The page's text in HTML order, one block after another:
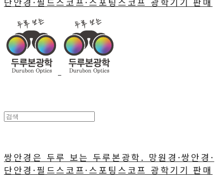
쌍안경은 두루 보는 두루본광학. 망원경·쌍안경·
단안경·필드스코프·스포팅스코프 광학기기 판매